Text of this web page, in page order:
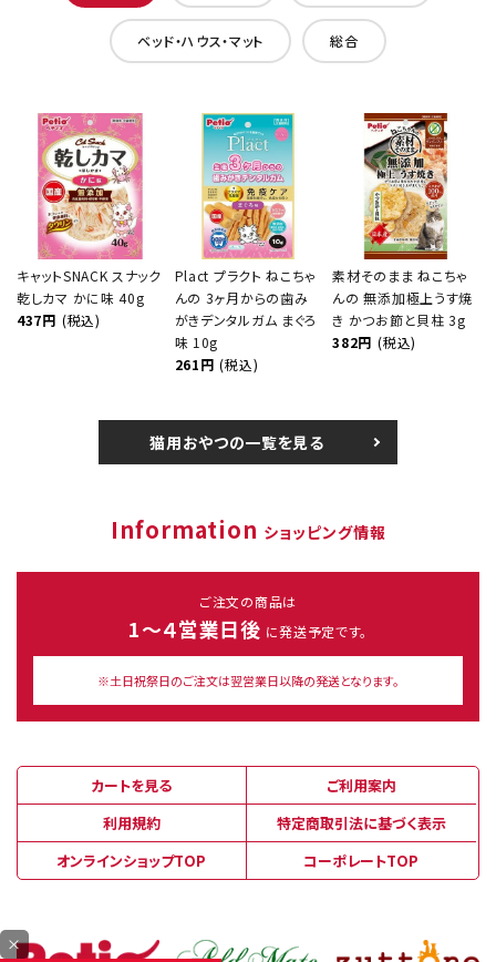
ベッド・ハウス・マット 総合
キャットSNACK スナック
乾しカマ かに味 40g
437円 (税込)
Plact プラクト ねこちゃ
んの 3ヶ月からの歯み
がきデンタルガム まぐろ
味 10g
261円 (税込)
素材そのまま ねこちゃ
んの 無添加極上うす焼
き かつお節と貝柱 3g
382円 (税込)
猫用おやつの一覧を見る
Information ショッピング情報
ご注文の商品は
1～４営業日後 に発送予定です。
※土日祝祭日のご注文は翌営業日以降の発送となります。
カートを見る
ご利用案内
利用規約
特定商取引法に基づく表示
オンラインショップTOP
コーポレートTOP
×